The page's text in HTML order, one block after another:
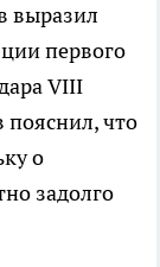
выразил
первого
VIII
пояснил, что
о
задолго